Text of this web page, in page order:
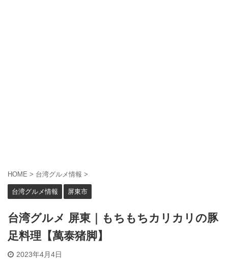
HOME > 台湾グルメ情報 >
台湾グルメ情報 屏東市
台湾グルメ 屏東｜もちもちカリカリの豚
足料理【萬泰猪脚】
2023年4月4日